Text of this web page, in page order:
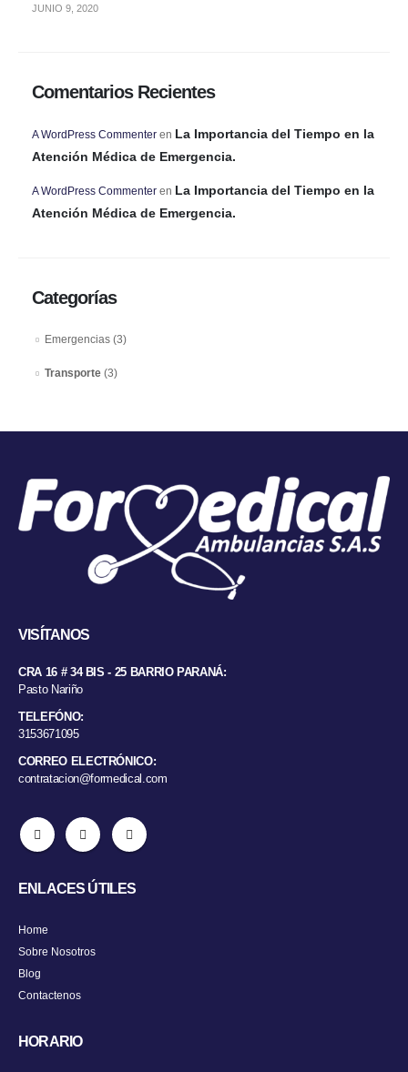
JUNIO 9, 2020
Comentarios Recientes
A WordPress Commenteren La Importancia del Tiempo en la
Atención Médica de Emergencia.
A WordPress Commenteren La Importancia del Tiempo en la
Atención Médica de Emergencia.
Categorías
Emergencias(3)
Transporte(3)
VISÍTANOS
CRA 16 # 34 BIS - 25 BARRIO PARANÁ:
Pasto Nariño
TELEFÓNO:
3153671095
CORREO ELECTRÓNICO:
contratacion@formedical.com
ENLACES ÚTILES
Home
Sobre Nosotros
Blog
Contactenos
HORARIO